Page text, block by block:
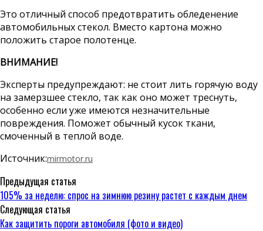
Это отличный способ предотвратить обледенение
автомобильных стекол. Вместо картона можно
положить старое полотенце.
ВНИМАНИЕ!
Эксперты предупреждают: не стоит лить горячую воду
на замерзшее стекло, так как оно может треснуть,
особенно если уже имеются незначительные
повреждения. Поможет обычный кусок ткани,
смоченный в теплой воде.
Источник:mirmotor.ru
Предыдущая статья
105% за неделю: спрос на зимнюю резину растет с каждым днем
Следующая статья
Как защитить пороги автомобиля (фото и видео)